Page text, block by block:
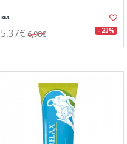
3M
5,37€ 6,98€ - 23%